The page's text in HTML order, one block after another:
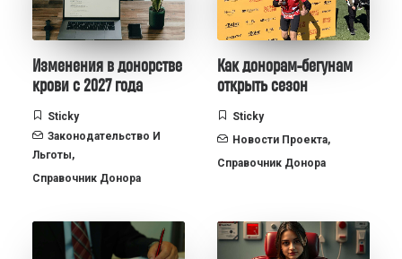
Изменения в донорстве
крови с 2027 года
Sticky
Законодательство И
Льготы,
Справочник Донора
Как донорам-бегунам
открыть сезон
Sticky
Новости Проекта,
Справочник Донора